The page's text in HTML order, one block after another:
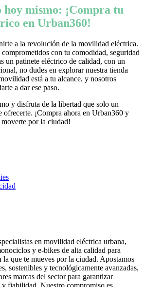
hoy mismo: ¡Compra tu
en Urban360!
a la revolución de la movilidad eléctrica.
con tu comodidad, seguridad
un patinete eléctrico de calidad, con un
no dudes en explorar nuestra tienda
está a tu alcance, y nosotros
a dar ese paso.
y disfruta de la libertad que solo un
ofrecerte. ¡Compra ahora en Urban360 y
por la ciudad!
en movilidad eléctrica urbana,
y e-bikes de alta calidad para
que te mueves por la ciudad. Apostamos
sostenibles y tecnológicamente avanzadas,
marcas del sector para garantizar